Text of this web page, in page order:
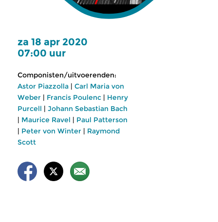
za 18 apr 2020
07:00 uur
Componisten/uitvoerenden:
Astor Piazzolla | Carl Maria von
Weber | Francis Poulenc | Henry
Purcell | Johann Sebastian Bach
| Maurice Ravel | Paul Patterson
| Peter von Winter | Raymond
Scott